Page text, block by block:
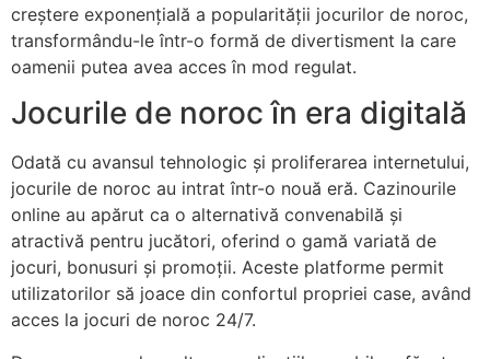
creștere exponențială a popularității jocurilor de noroc,
transformându-le într-o formă de divertisment la care
oamenii putea avea acces în mod regulat.
Jocurile de noroc în era digitală
Odată cu avansul tehnologic și proliferarea internetului,
jocurile de noroc au intrat într-o nouă eră. Cazinourile
online au apărut ca o alternativă convenabilă și
atractivă pentru jucători, oferind o gamă variată de
jocuri, bonusuri și promoții. Aceste platforme permit
utilizatorilor să joace din confortul propriei case, având
acces la jocuri de noroc 24/7.